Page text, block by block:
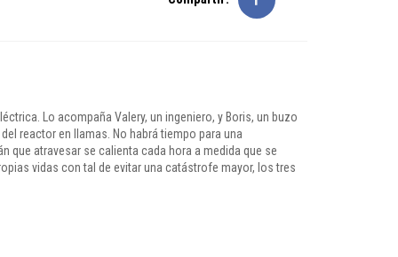
Lo acompaña Valery, un ingeniero, y Boris, un buzo
reactor en llamas. No habrá tiempo para una
que atravesar se calienta cada hora a medida que se
vidas con tal de evitar una catástrofe mayor, los tres